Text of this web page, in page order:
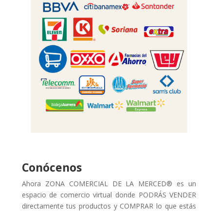
Conócenos
Ahora ZONA COMERCIAL DE LA MERCED® es un
espacio de comercio virtual donde PODRÁS VENDER
directamente tus productos y COMPRAR lo que estás